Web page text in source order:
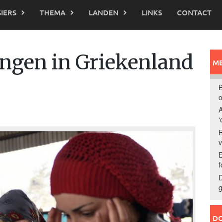
THEMA LANDEN LINKS CONTACT
in Griekenland